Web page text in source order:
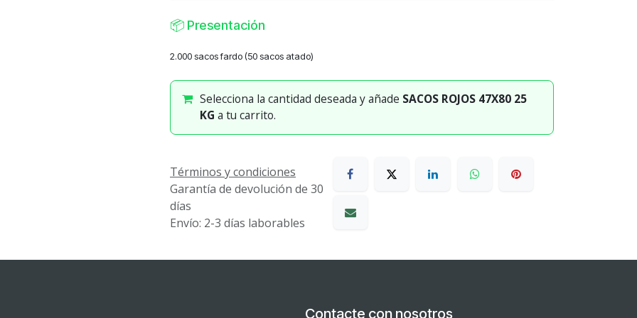
📦 Presentación
2.000 sacos fardo (50 sacos atado)
Selecciona la cantidad deseada y añade SACOS ROJOS 47X80 25
KG a tu carrito.
Términos y condiciones
Garantía de devolución de 30
días
Envío: 2-3 días laborables
Contacte con nosotros